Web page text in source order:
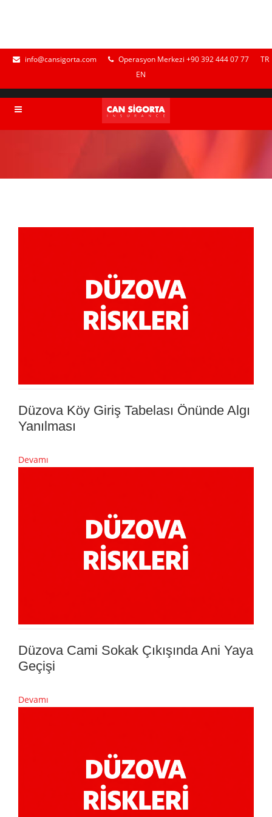
info@cansigorta.com Operasyon Merkezi +90 392 444 07 77
TR
EN
Düzova Köy Giriş Tabelası Önünde Algı
Yanılması
Devamı
Düzova Cami Sokak Çıkışında Ani Yaya
Geçişi
Devamı